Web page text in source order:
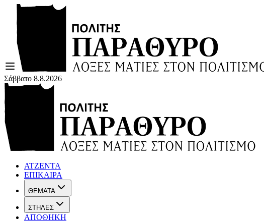
Σάββατο 8.8.2026
ΑΤΖΕΝΤΑ
ΕΠΙΚΑΙΡΑ
ΘΕΜΑΤΑ
ΣΤΗΛΕΣ
ΑΠΟΘΗΚΗ